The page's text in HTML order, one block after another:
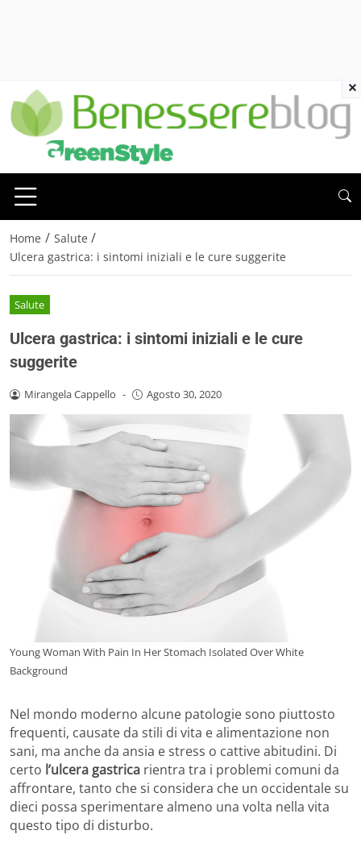
Home / Salute /
Ulcera gastrica: i sintomi iniziali e le cure suggerite
Salute
Ulcera gastrica: i sintomi iniziali e le cure
suggerite
Mirangela Cappello - Agosto 30, 2020
Young Woman With Pain In Her Stomach Isolated Over White
Background
Nel mondo moderno alcune patologie sono piuttosto
frequenti, causate da stili di vita e alimentazione non
sani, ma anche da ansia e stress o cattive abitudini. Di
certo l’ulcera gastrica rientra tra i problemi comuni da
affrontare, tanto che si considera che un occidentale su
dieci possa sperimentare almeno una volta nella vita
questo tipo di disturbo.
×